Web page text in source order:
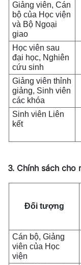
Giảng viên, Cán
bộ của Học viện
và Bộ Ngoại
giao
Học viên sau
đại học, Nghiên
cứu sinh
Giảng viên thỉnh
giảng, Sinh viên
các khóa
Sinh viên Liên
kết
3. Chính sách cho
Đối tượng
Cán bộ, Giảng
viên của Học
viện